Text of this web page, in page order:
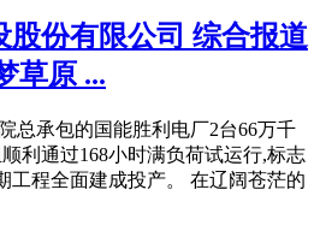
股份有限公司 综合报道
草原 ...
总承包的国能胜利电厂2台66万千
利通过168小时满负荷试运行,标志
工程全面建成投产。 在辽阔苍茫的